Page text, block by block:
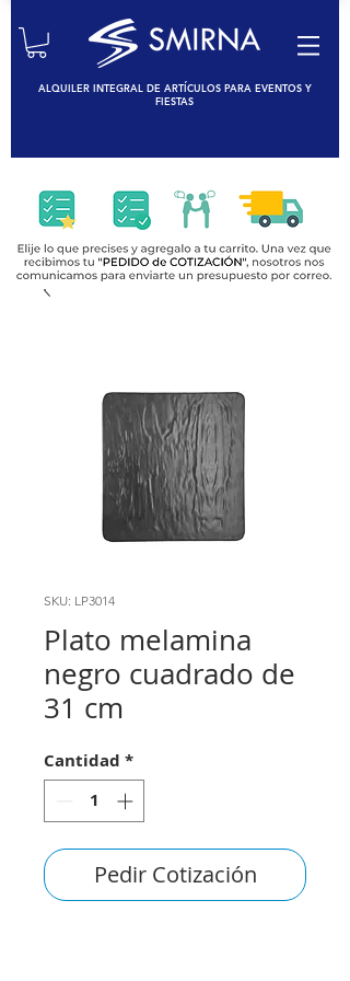
ALQUILER INTEGRAL DE ARTÍCULOS PARA EVENTOS Y
FIESTAS
SKU: LP3014
Plato melamina
negro cuadrado de
31 cm
Cantidad *
Pedir Cotización